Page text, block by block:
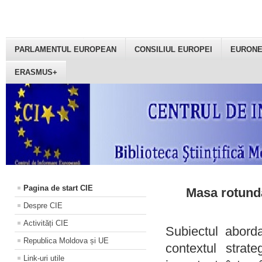
PARLAMENTUL EUROPEAN CONSILIUL EUROPEI
ERASMUS+
Pagina de start CIE
Despre CIE
Activități CIE
Republica Moldova și UE
Link-uri utile
Masa
Subiectul
contextul